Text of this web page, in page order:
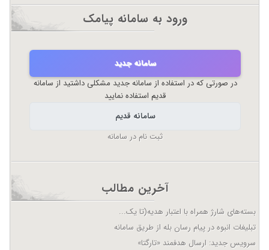
ورود به سامانه پیامک
سامانه جدید
در صورتی که در استفاده از سامانه جدید مشکلی داشتید از سامانه
قدیم استفاده نمایید
سامانه قدیم
ثبت نام در سامانه
آخرین مطالب
بسته‌های شارژ همراه با اعتبار هدیه(تا یک...
تبلیغات انبوه در پیام رسان بله از طریق سامانه
سرویس جدید: ارسال هدفمند «تارگتا»